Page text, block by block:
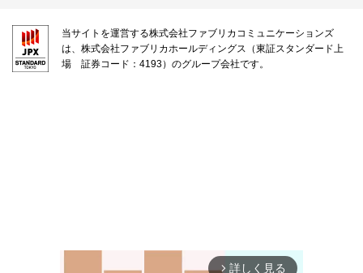
当サイトを運営する株式会社ファブリカコミュニケーションズ
は、株式会社ファブリカホールディングス（東証スタンダード上
場 証券コード：4193）のグループ会社です。
arrow_forward_ios 詳しく見る